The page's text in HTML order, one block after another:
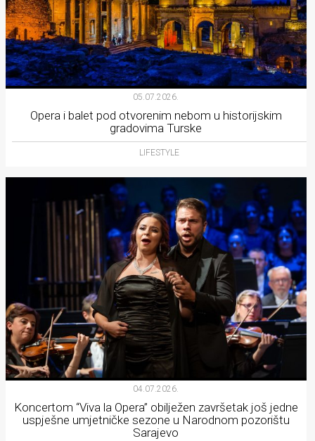
05.07.2026.
Opera i balet pod otvorenim nebom u historijskim
gradovima Turske
LIFESTYLE
04.07.2026.
Koncertom “Viva la Opera” obilježen završetak još jedne
uspješne umjetničke sezone u Narodnom pozorištu
Sarajevo